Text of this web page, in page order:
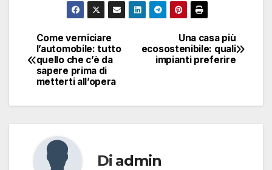
Navigazione
articoli
Una casa più
ecosostenibile: quali
impianti preferire
Come verniciare
l’automobile: tutto
quello che c’è da
sapere prima di
metterti all’opera
Di admin